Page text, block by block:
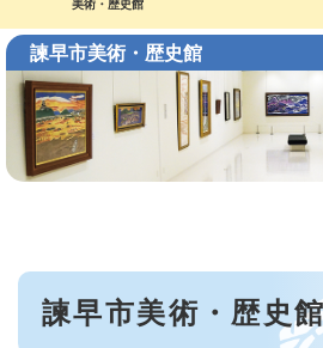
本
美術・歴史館
諫早市美術・歴史館
本
諫早市美術・歴史